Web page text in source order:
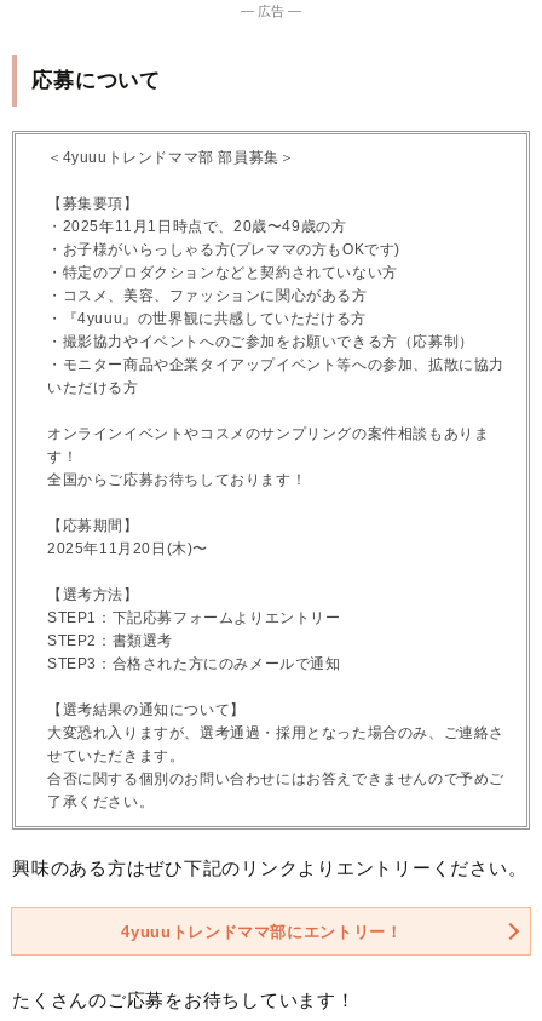
― 広告 ―
応募について
＜4yuuuトレンドママ部 部員募集＞
【募集要項】
・2025年11月1日時点で、20歳〜49歳の方
・お子様がいらっしゃる方(プレママの方もOKです)
・特定のプロダクションなどと契約されていない方
・コスメ、美容、ファッションに関心がある方
・『4yuuu』の世界観に共感していただける方
・撮影協力やイベントへのご参加をお願いできる方（応募制）
・モニター商品や企業タイアップイベント等への参加、拡散に協力
いただける方
オンラインイベントやコスメのサンプリングの案件相談もありま
す！
全国からご応募お待ちしております！
【応募期間】
2025年11月20日(木)〜
【選考方法】
STEP1：下記応募フォームよりエントリー
STEP2：書類選考
STEP3：合格された方にのみメールで通知
【選考結果の通知について】
大変恐れ入りますが、選考通過・採用となった場合のみ、ご連絡さ
せていただきます。
合否に関する個別のお問い合わせにはお答えできませんので予めご
了承ください。
興味のある方はぜひ下記のリンクよりエントリーください。
4yuuuトレンドママ部にエントリー！
たくさんのご応募をお待ちしています！